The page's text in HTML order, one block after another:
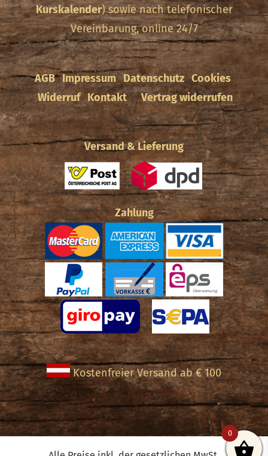
Kurskalender) sowie nach telefonischer
Vereinbarung, online 24/7
AGB Impressum Datenschutz Cookies
Widerruf Kontakt Vertrag widerrufen
Versand & Lieferung
Zahlung
Kostenfreier Versand ab € 100
0